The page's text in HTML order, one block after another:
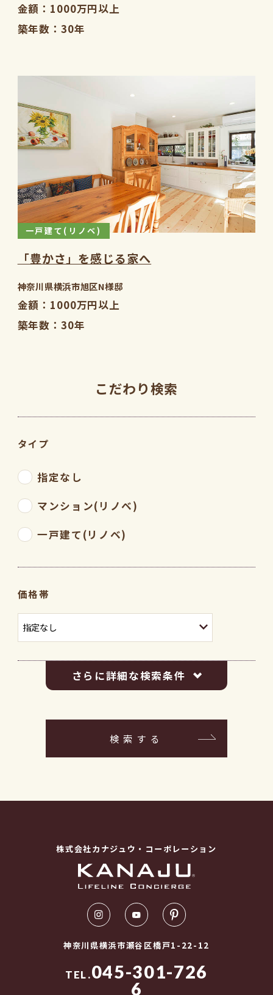
金額
1000万円以上
築年数
30年
一戸建て(リノベ)
「豊かさ」を感じる家へ
神奈川県横浜市旭区N様邸
金額
1000万円以上
築年数
30年
こだわり検索
タイプ
指定なし
マンション(リノベ)
一戸建て(リノベ)
価格帯
さらに詳細な検索条件
検索する
株式会社カナジュウ・コーポレーション
神奈川県横浜市瀬谷区橋戸1-22-12
TEL.045-301-726
6